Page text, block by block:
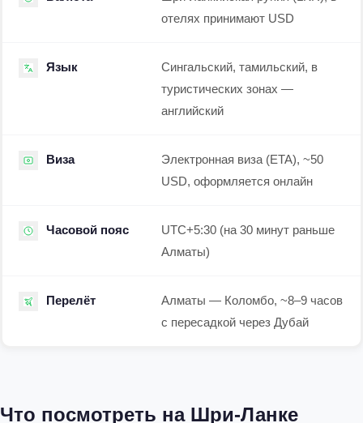
отелях принимают USD
Язык
Сингальский, тамильский, в
туристических зонах —
английский
Виза
Электронная виза (ETA), ~50
USD, оформляется онлайн
Часовой пояс
UTC+5:30 (на 30 минут раньше
Алматы)
Перелёт
Алматы — Коломбо, ~8–9 часов
с пересадкой через Дубай
Что посмотреть на Шри-Ланке